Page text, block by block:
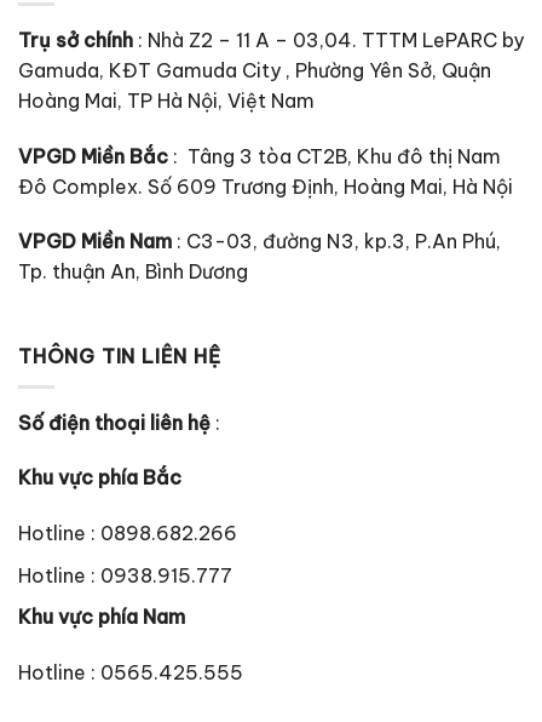
Trụ sở chính : Nhà Z2 – 11 A – 03,04. TTTM LePARC by
Gamuda, KĐT Gamuda City , Phường Yên Sở, Quận
Hoàng Mai, TP Hà Nội, Việt Nam
VPGD Miền Bắc : Tâng 3 tòa CT2B, Khu đô thị Nam
Đô Complex. Số 609 Trương Định, Hoàng Mai, Hà Nội
VPGD Miền Nam : C3-03, đường N3, kp.3, P.An Phú,
Tp. thuận An, Bình Dương
THÔNG TIN LIÊN HỆ
Số điện thoại liên hệ :
Khu vực phía Bắc
Hotline : 0898.682.266
Hotline : 0938.915.777
Khu vực phía Nam
Hotline : 0565.425.555